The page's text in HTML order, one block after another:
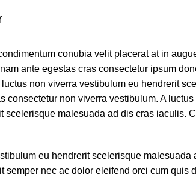
conubia velit placerat at in
ante egestas cras consectetur ipsum
non viverra vestibulum eu hendrerit
consectetur non viverra vestibulum. A luctus
scelerisque malesuada ad dis cras iaculis.
eu hendrerit scelerisque malesuada
semper nec ac dolor eleifend orci cum quis